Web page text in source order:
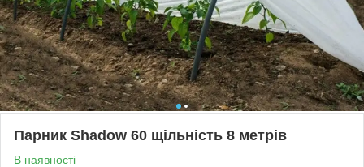
Парник Shadow 60 щільність 8 метрів
В наявності